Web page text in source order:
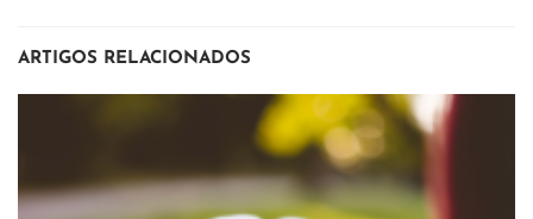
ARTIGOS RELACIONADOS